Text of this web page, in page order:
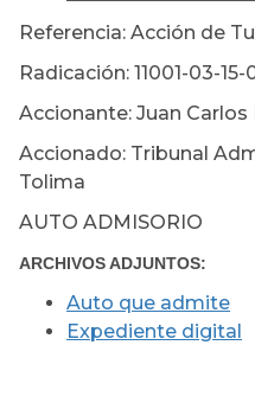
Referencia: Acción de
Radicación: 11001-03-
Accionante: Juan
Accionado: Tribunal
Tolima
AUTO ADMISORIO
ARCHIVOS ADJUNTOS:
Auto que admite
Expediente digital